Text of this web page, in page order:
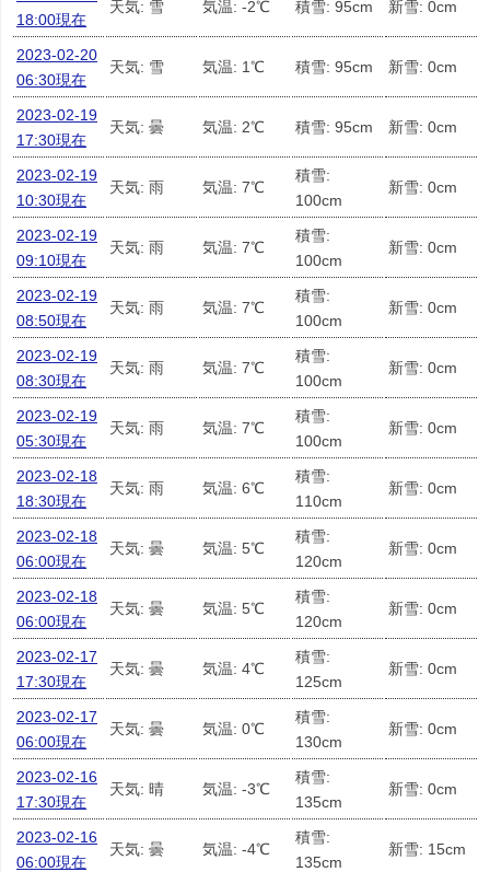
18:00現在
天気: 雪 気温: -2℃ 積雪: 95cm 新雪: 0cm
2023-02-20
06:30現在
天気: 雪 気温: 1℃ 積雪: 95cm 新雪: 0cm
2023-02-19
17:30現在
天気: 曇 気温: 2℃ 積雪: 95cm 新雪: 0cm
2023-02-19
10:30現在
天気: 雨 気温: 7℃
積雪:
100cm
新雪: 0cm
2023-02-19
09:10現在
天気: 雨 気温: 7℃
積雪:
100cm
新雪: 0cm
2023-02-19
08:50現在
天気: 雨 気温: 7℃
積雪:
100cm
新雪: 0cm
2023-02-19
08:30現在
天気: 雨 気温: 7℃
積雪:
100cm
新雪: 0cm
2023-02-19
05:30現在
天気: 雨 気温: 7℃
積雪:
100cm
新雪: 0cm
2023-02-18
18:30現在
天気: 雨 気温: 6℃
積雪:
110cm
新雪: 0cm
2023-02-18
06:00現在
天気: 曇 気温: 5℃
積雪:
120cm
新雪: 0cm
2023-02-18
06:00現在
天気: 曇 気温: 5℃
積雪:
120cm
新雪: 0cm
2023-02-17
17:30現在
天気: 曇 気温: 4℃
積雪:
125cm
新雪: 0cm
2023-02-17
06:00現在
天気: 曇 気温: 0℃
積雪:
130cm
新雪: 0cm
2023-02-16
17:30現在
天気: 晴 気温: -3℃
積雪:
135cm
新雪: 0cm
2023-02-16
06:00現在
天気: 曇 気温: -4℃
積雪:
135cm
新雪: 15cm